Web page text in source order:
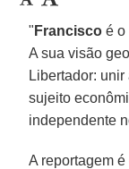
" Francisco é o
A sua visão
Libertador: unir
sujeito
independente
A reportagem é